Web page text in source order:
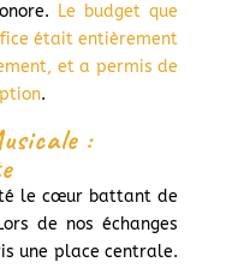
Le budget que
était entièrement
et a permis de
.
:
le cœur battant de
de nos échanges
une place centrale.